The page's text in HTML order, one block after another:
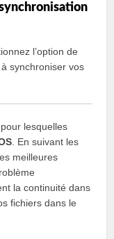
l’option de
synchroniser vos
lesquelles
. En suivant les
meilleures
la continuité dans
fichiers dans le